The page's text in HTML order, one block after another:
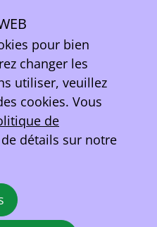
Hulpe
EV Belgium
se tiendra le
la réunion, nous
à tous les
pour bien
changer les
utiliser, veuillez
cookies. Vous
de
détails sur notre